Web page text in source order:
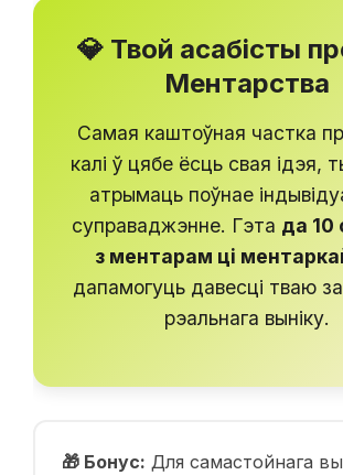
💎 Твой асабісты
Ментарства
Самая каштоўная частка
калі ў цябе ёсць свая ідэя,
атрымаць поўнае
суправаджэнне. Гэта да 10
з ментарам ці
дапамогуць давесці тваю
рэальнага выніку.
🎁 Бонус: Для самастойнага